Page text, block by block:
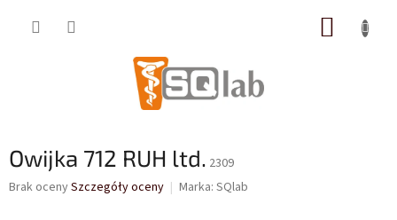
Owijka 712 RUH ltd. 2309
Średnia
Brak ocenySzczegóły oceny Marka: SQlab